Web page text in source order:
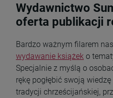
Wydawnictwo
oferta publikacji
Bardzo ważnym filarem
wydawanie książek o
Specjalnie z myślą o
rękę pogłębić swoją
tradycji chrześcijańskiej,